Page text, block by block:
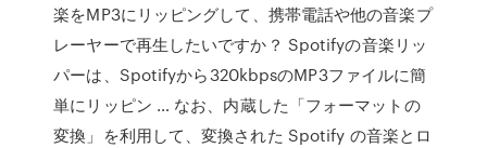
楽をMP3にリッピングして、携帯電話や他の音楽プ
レーヤーで再生したいですか？ Spotifyの音楽リッ
パーは、Spotifyから320kbpsのMP3ファイルに簡
単にリッピン … なお、内蔵した「フォーマットの
変換」を利用して、変換された Spotify の音楽とロ